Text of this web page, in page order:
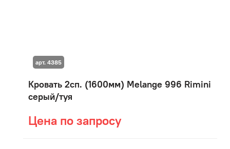
Кровать 2сп. (1600мм) Мelange 996 Rimini
серый/туя
Цена по запросу
арт. 4385